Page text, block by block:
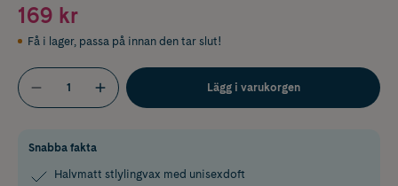
169 kr
Få i lager, passa på innan den tar slut!
Lägg i varukorgen
Snabba fakta
Halvmatt stlylingvax med unisexdoft